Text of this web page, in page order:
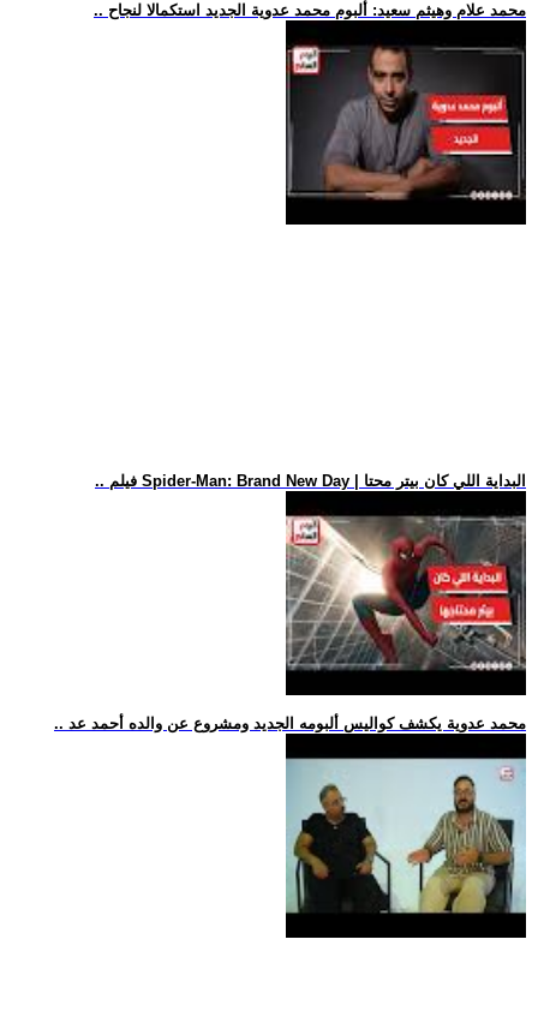
.. محمد علام وهيثم سعيد: ألبوم محمد عدوية الجديد استكمالا لنجاح
.. فيلم Spider-Man: Brand New Day | البداية اللي كان بيتر محتا
.. محمد عدوية يكشف كواليس ألبومه الجديد ومشروع عن والده أحمد عد